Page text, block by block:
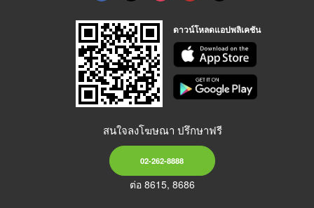
ดาวน์โหลดแอปพลิเคชัน
สนใจลงโฆษณา ปรึกษาฟรี
02-262-8888
ต่อ 8615, 8686